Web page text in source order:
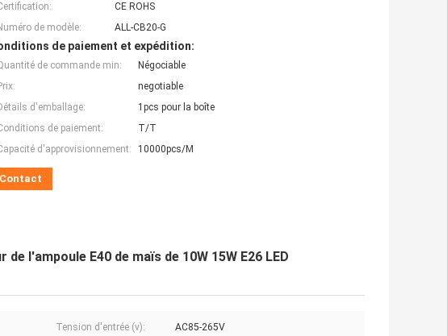
CE ROHS
de modèle:
ALL-CB20-G
de paiement et expédition:
de commande min:
Négociable
negotiable
d'emballage:
1pcs pour la boîte
de paiement:
T/T
d'approvisionnement:
10000pcs/M
Contact
l'ampoule E40 de maïs de 10W 15W E26 LED
Tension d'entrée (v): AC85-265V